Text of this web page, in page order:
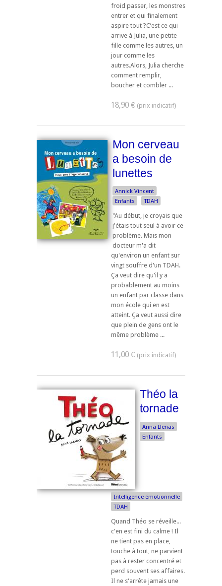
froid passer, les monstres
entrer et qui finalement
aspire tout ?C’est ce qui
arrive à Julia, une petite
fille comme les autres, un
jour comme les
autres.Alors, Julia cherche
comment remplir,
boucher et combler ...
18,90 €
Mon cerveau
a besoin de
lunettes
Annick Vincent
Enfants
TDAH
"Au début, je croyais que
j'étais tout seul à avoir ce
problème. Mais mon
docteur m'a dit
qu'environ un enfant sur
vingt souffre d'un TDAH.
Ça veut dire qu'il y a
probablement au moins
un enfant par classe dans
mon école qui en est
atteint. Ça veut aussi dire
que plein de gens ont le
même problème ...
11,00 €
Théo la
tornade
Anna Llenas
Enfants
Intelligence émotionnelle
TDAH
Quand Théo se réveille...
c'en est fini du calme ! Il
ne tient pas en place,
touche à tout, ne parvient
pas à rester concentré et
perd souvent ses affaires.
Il ne s'arrête jamais une